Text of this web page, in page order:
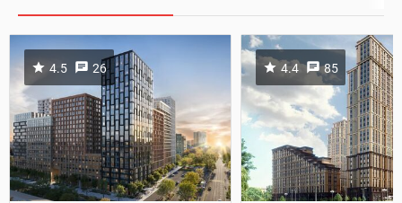
4.5 26 4.4 85